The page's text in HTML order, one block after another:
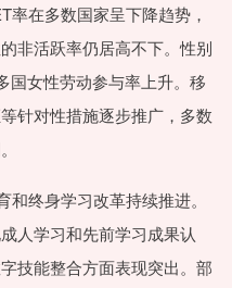
在多数国家呈下降趋势，
非活跃率仍居高不下。性别
国女性劳动参与率上升。移
针对性措施逐步推广，多数
和终身学习改革持续推进。
人学习和先前学习成果认
技能整合方面表现突出。部